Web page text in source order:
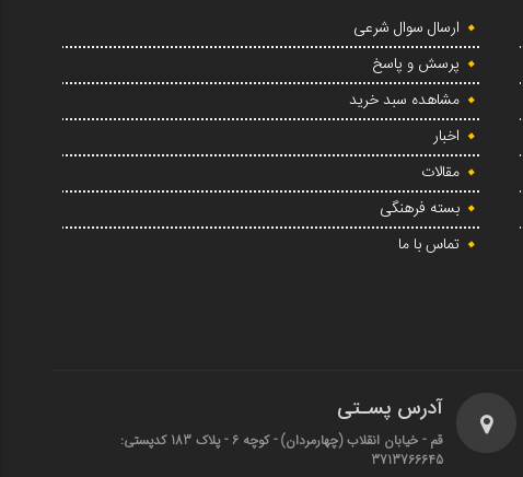
ارسال سوال شرعی
پرسش و پاسخ
مشاهده سبد خرید
اخبار
مقالات
بسته فرهنگی
تماس با ما
آدرس پسـتی
قم - خیابان انقلاب (چهارمردان)‌ - کوچه 6 - پلاک 183 کدپستی:
3713766645